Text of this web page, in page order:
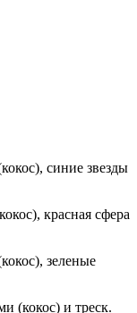
синие звезды
красная сфера
зеленые
(кокос) и треск.